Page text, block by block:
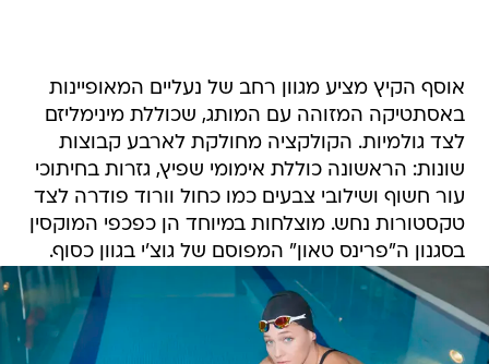
אוסף הקיץ מציע מגוון רחב של נעליים המאופיינות
באסתטיקה המזוהה עם המותג, שכוללת מינימליזם
לצד גולמיות. הקולקציה מחולקת לארבע קבוצות
שונות: הראשונה כוללת אימומי שפיץ, גזרות בחיתוכי
עור חשוף ושילובי צבעים כמו כחול וורוד פודרה לצד
טקסטורות נחש. מוצלחות במיוחד הן כפכפי המוקסין
בסגנון ה"פרינס טאון" המפוסם של גוצ'י בגוון כסוף.